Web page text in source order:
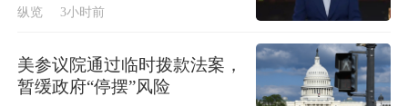
纵览 3小时前
美参议院通过临时拨款法案，
暂缓政府“停摆”风险